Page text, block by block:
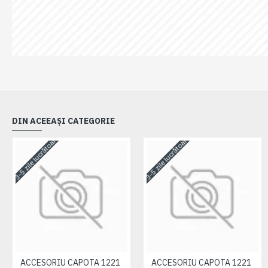
DIN ACEEAȘI CATEGORIE
3-5 zile lucrătoare
ACCESORIU CAPOTA 1221
3-5 zile lucrătoare
ACCESORIU CAPOTA 1221